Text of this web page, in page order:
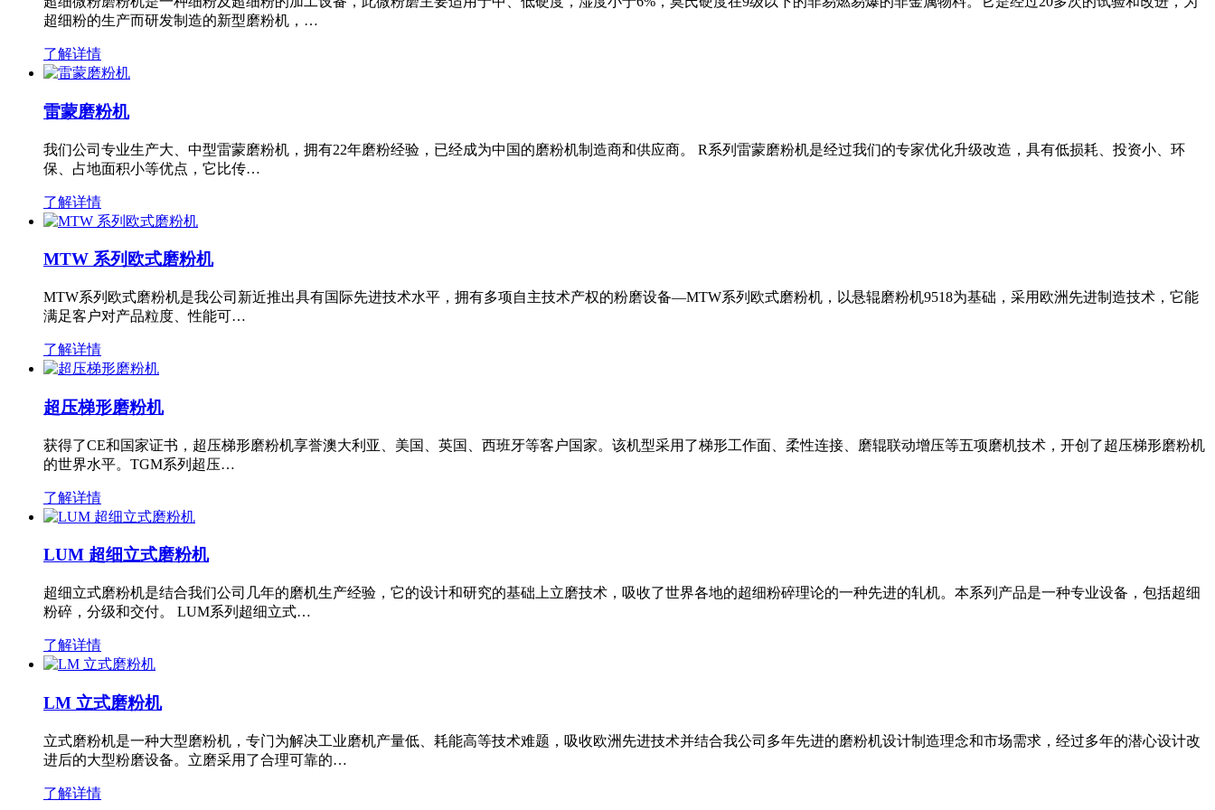
超细粉的生产而研发制造的新型磨粉机，…
了解详情
雷蒙磨粉机
我们公司专业生产大、中型雷蒙磨粉机，拥有22年磨粉经验，已经成为中国的磨粉机制造商和供应商。 R系列雷蒙磨粉机是经过我们的专家优化升级改造，具有低损耗、投资小、环
保、占地面积小等优点，它比传…
了解详情
MTW 系列欧式磨粉机
MTW系列欧式磨粉机是我公司新近推出具有国际先进技术水平，拥有多项自主技术产权的粉磨设备—MTW系列欧式磨粉机，以悬辊磨粉机9518为基础，采用欧洲先进制造技术，它能
满足客户对产品粒度、性能可…
了解详情
超压梯形磨粉机
获得了CE和国家证书，超压梯形磨粉机享誉澳大利亚、美国、英国、西班牙等客户国家。该机型采用了梯形工作面、柔性连接、磨辊联动增压等五项磨机技术，开创了超压梯形磨粉机
的世界水平。TGM系列超压…
了解详情
LUM 超细立式磨粉机
超细立式磨粉机是结合我们公司几年的磨机生产经验，它的设计和研究的基础上立磨技术，吸收了世界各地的超细粉碎理论的一种先进的轧机。本系列产品是一种专业设备，包括超细
粉碎，分级和交付。 LUM系列超细立式…
了解详情
LM 立式磨粉机
立式磨粉机是一种大型磨粉机，专门为解决工业磨机产量低、耗能高等技术难题，吸收欧洲先进技术并结合我公司多年先进的磨粉机设计制造理念和市场需求，经过多年的潜心设计改
进后的大型粉磨设备。立磨采用了合理可靠的…
了解详情